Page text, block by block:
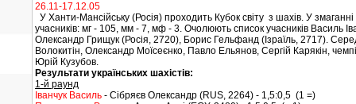
26.11-17.12.05
У Ханти-Мансійську (Росія) проходить Кубок світу з шахів. У змаганні
учасників: мг - 105, мм - 7, мф - 3. Очолюють список учасників Василь
Олександр Грищук (Росія, 2720), Борис Гельфанд (Ізраїль, 2717).
Волокитін, Олександр Моїсеєнко, Павло Ельянов, Сергій Карякін,
Юрій Кузубов.
Результати українських шахістів:
1-й раунд
Іванчук Василь - Сібряєв Олександр (RUS, 2264) - 1,5:0,5 (1 =)